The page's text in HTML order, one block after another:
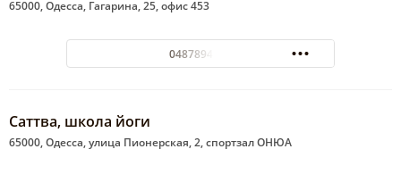
65000, Одесса, Гагарина, 25, офис 453
0487894589
Саттва, школа йоги
65000, Одесса, улица Пионерская, 2, спортзал ОНЮА